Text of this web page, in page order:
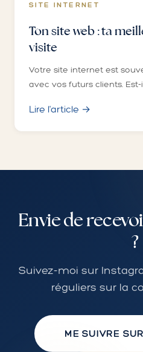
SITE INTERNET
Ton site web : ta
visite
Votre site internet est
avec vos futurs clients.
Lire l'article →
Envie de
?
Suivez-moi sur
réguliers sur la
ME SUIVRE